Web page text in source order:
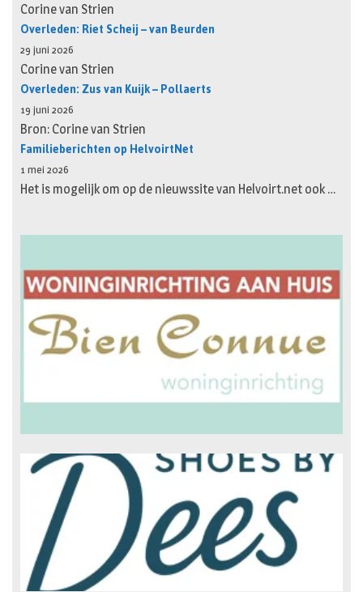
Corine van Strien
Overleden: Riet Scheij – van Beurden
29 juni 2026
Corine van Strien
Overleden: Zus van Kuijk – Pollaerts
19 juni 2026
Bron: Corine van Strien
Familieberichten op HelvoirtNet
1 mei 2026
Het is mogelijk om op de nieuwssite van Helvoirt.net ook …